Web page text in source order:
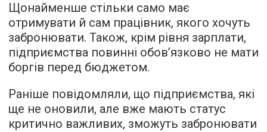
Щонайменше стільки само має
отримувати й сам працівник, якого хочуть
забронювати. Також, крім рівня зарплати,
підприємства повинні обов’язково не мати
боргів перед бюджетом.
Раніше повідомляли, що підприємства, які
ще не оновили, але вже мають статус
критично важливих, зможуть забронювати